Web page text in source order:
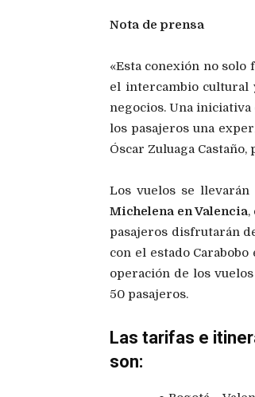
Nota de prensa
«Esta conexión no
el intercambio cultural
negocios. Una
los pasajeros una
Óscar Zuluaga
Los vuelos se
Michelena en Valencia,
pasajeros disfrutarán
con el estado
operación de los
50 pasajeros.
Las tarifas e
son: